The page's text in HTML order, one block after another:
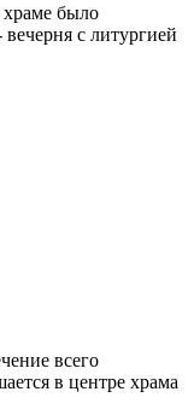
было
с литургией
всего
в центре храма